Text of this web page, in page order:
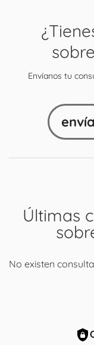
Últimas
No existen
Envíanos tu